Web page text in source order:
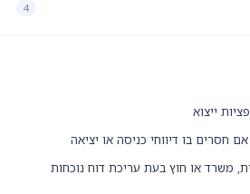
4
ייצוא
חסרים בו דיווחי כניסה או יציאה
משרד או חוץ בעת עריכת דוח נוכחות